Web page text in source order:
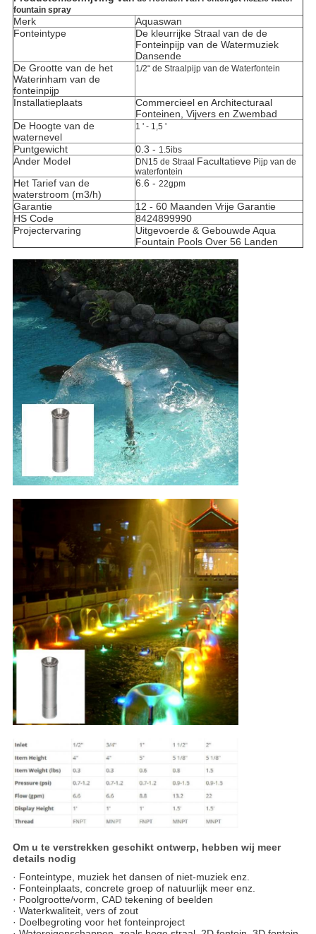
fountain spray
Merk
Aquaswan
Fonteintype
De kleurrijke Straal van de de
Fonteinpijp van de Watermuziek
Dansende
De Grootte van de het
Waterinham van de
fonteinpijp
1/2“ de Straalpijp van de Waterfontein
Installatieplaats
Commercieel en Architecturaal
Fonteinen, Vijvers en Zwembad
De Hoogte van de
waternevel
1 ' - 1,5 '
Puntgewicht 0.3 - 1.5ibs
Ander Model DN15 de Straal Facultatieve Pijp van de
waterfontein
Het Tarief van de
waterstroom (m3/h)
6.6 - 22gpm
Garantie
12 - 60 Maanden Vrije Garantie
HS Code
8424899990
Projectervaring
Uitgevoerde & Gebouwde Aqua
Fountain Pools Over 56 Landen
Om u te verstrekken geschikt ontwerp, hebben wij meer
details nodig
· Fonteintype, muziek het dansen of niet-muziek enz.
· Fonteinplaats, concrete groep of natuurlijk meer enz.
· Poolgrootte/vorm, CAD tekening of beelden
· Waterkwaliteit, vers of zout
· Doelbegroting voor het fonteinproject